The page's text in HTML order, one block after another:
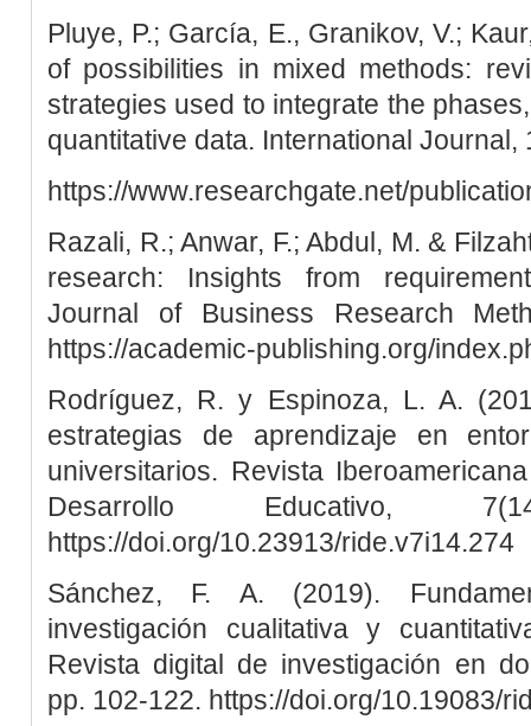
Pluye, P.; García, E., Granikov, V.;
of possibilities in mixed methods:
strategies used to integrate the
quantitative data. International Journal,
https://www.researchgate.net/
Razali, R.; Anwar, F.; Abdul, M. &
research: Insights from
Journal of Business Research
https://academic-publishing.org/
Rodríguez, R. y Espinoza, L. A.
estrategias de aprendizaje en
universitarios. Revista
Desarrollo Educativo,
https://doi.org/10.23913/ride.v7i14.274
Sánchez, F. A. (2019).
investigación cualitativa y
Revista digital de investigación en
pp. 102-122. https://doi.org/10.19083/